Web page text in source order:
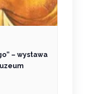
– wystawa